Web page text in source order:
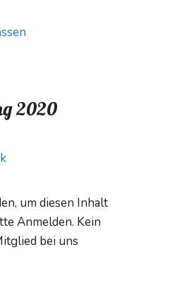
2020
um diesen Inhalt
Anmelden. Kein
bei uns